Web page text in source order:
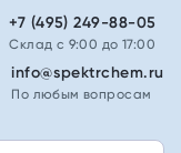
info@spektrchem.ru
По любым вопросам
+7 (495) 249-88-05
Склад с 9:00 до 17:00